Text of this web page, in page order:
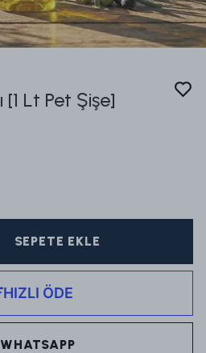
[1 Lt Pet Şişe]
SEPETE EKLE
WHATSAPP